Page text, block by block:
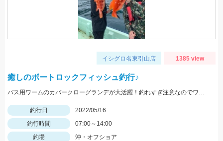
イシグロ名東引山店 1385 view
癒しのボートロックフィッシュ釣行♪
バス用ワームのカバークローグランデが大活躍！釣れすぎ注意なのでワームは沢山用意してくださいネ
釣行日
2022/05/16
釣行時間
07:00～14:00
釣場
沖・オフショア